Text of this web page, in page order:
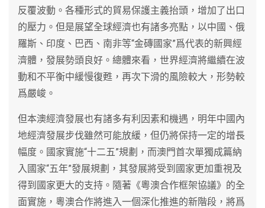
反覆波動。各種形式的貿易保護主義抬頭，增加了出口
的壓力。但是展望全球經濟也有諸多亮點，以中國、俄
羅斯、印度、巴西、南非等“金磚國家”爲代表的新興經
濟體，發展勢頭良好。總體來看，世界經濟將繼續在波
動和不平衡中緩慢復甦，再次下滑的風險較大，形勢較
爲嚴峻。
但本澳經濟發展也有諸多有利因素和機遇，明年中國內
地經濟發展步伐雖然可能放緩，但仍將保持一定的增長
幅度。國家實施“十二五”規劃，而澳門首次單獨成篇納
入國家“五年”發展規劃，其發展將受到國家更加重視及
得到國家更大的支持。隨著《粵澳合作框架協議》的全
面實施，粵澳合作將進入一個深化推進的新階段，將爲